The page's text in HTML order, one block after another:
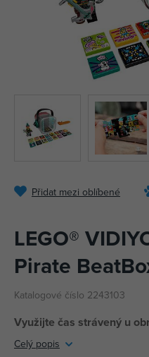
Přidat mezi oblíbené
LEGO®
Pirate
Katalogové číslo 2243103
Využijte čas strávený u
Celý popis